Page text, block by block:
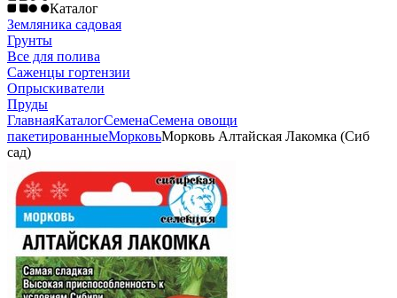
Каталог
Земляника садовая
Грунты
Все для полива
Саженцы гортензии
Опрыскиватели
Пруды
ГлавнаяКаталогСеменаСемена овощи
пакетированныеМорковьМорковь Алтайская Лакомка (Сиб
сад)